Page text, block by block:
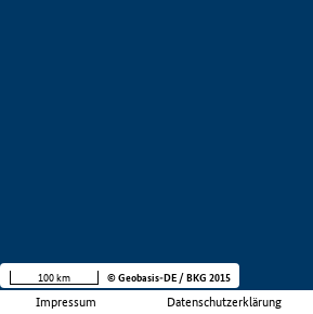
Impressum Datenschutzerklärung
100 km © Geobasis-DE / BKG 2015